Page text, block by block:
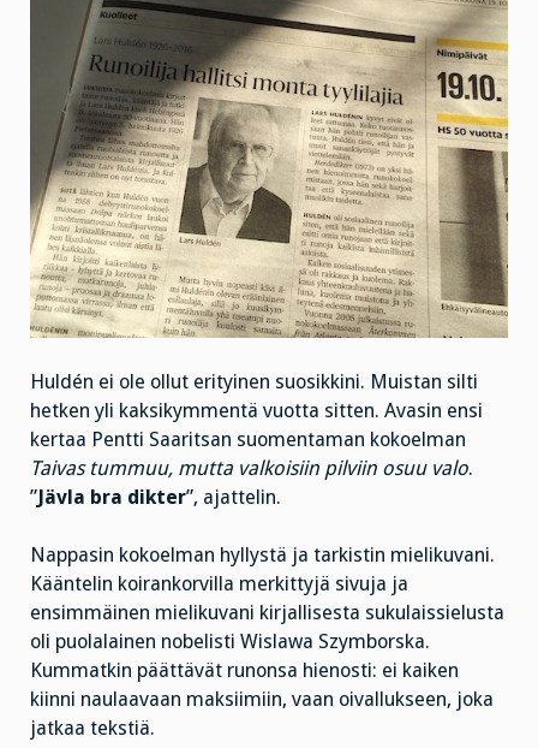
Huldén ei ole ollut erityinen suosikkini. Muistan silti
hetken yli kaksikymmentä vuotta sitten. Avasin ensi
kertaa Pentti Saaritsan suomentaman kokoelman
Taivas tummuu, mutta valkoisiin pilviin osuu valo.
”Jävla bra dikter”, ajattelin.
Nappasin kokoelman hyllystä ja tarkistin mielikuvani.
Kääntelin koirankorvilla merkittyjä sivuja ja
ensimmäinen mielikuvani kirjallisesta sukulaissielusta
oli puolalainen nobelisti Wislawa Szymborska.
Kummatkin päättävät runonsa hienosti: ei kaiken
kiinni naulaavaan maksiimiin, vaan oivallukseen, joka
jatkaa tekstiä.